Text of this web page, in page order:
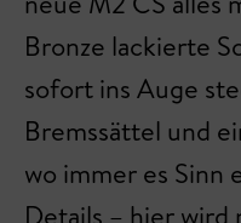
Bronze lackierte
sofort ins Auge
Bremssättel und
wo immer es Sinn
Details – hier